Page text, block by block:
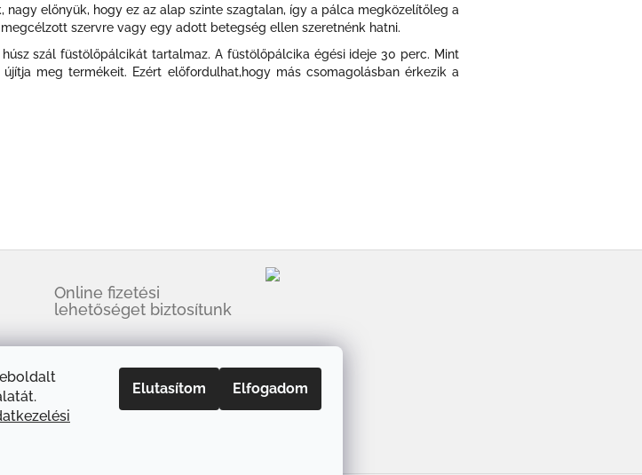
Elutasítom Elfogadom
nagy előnyük, hogy ez az alap szinte szagtalan, így a pálca megközelítőleg a
szervre vagy egy adott betegség ellen szeretnénk hatni.
szál füstölőpálcikát tartalmaz. A füstölőpálcika égési ideje 30 perc. Mint
meg termékeit. Ezért előfordulhat,hogy más csomagolásban érkezik a
Online fizetési
lehetőséget biztosítunk